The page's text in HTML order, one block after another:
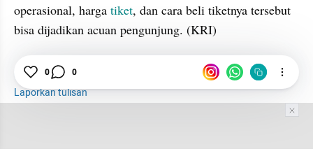
operasional, harga tiket, dan cara beli tiketnya tersebut
bisa dijadikan acuan pengunjung. (KRI)
Kebun Raya Bogor
Laporkan tulisan
0 0